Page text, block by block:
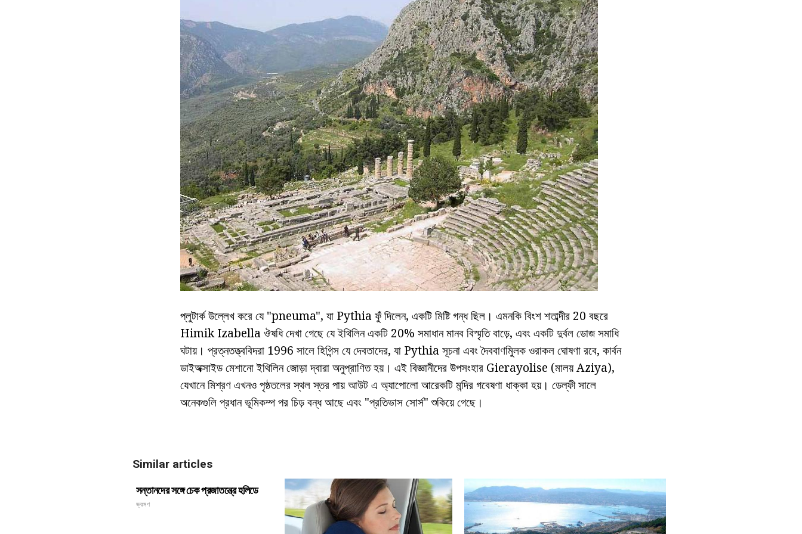
প্লুটার্ক উল্লেখ করে যে "pneuma", যা Pythia ফুঁ দিলেন, একটি মিষ্টি গন্ধ ছিল। এমনকি বিংশ শতাব্দীর 20 বছরে
Himik Izabella ঔষধি দেখা গেছে যে ইথিলিন একটি 20% সমাধান মানব বিস্মৃতি বাড়ে, এবং একটি দুর্বল ডোজ সমাধি
ঘটায়। প্রত্নতত্ত্ববিদরা 1996 সালে হিগিন্স যে দেবতাদের, যা Pythia সূচনা এবং দৈববাণমিুলক ওরাকল ঘোষণা রবে, কার্বন
ডাইঅক্সাইড মেশানো ইথিলিন জোড়া দ্বারা অনুপ্রাণিত হয়। এই বিজ্ঞানীদের উপসংহার Gierayolise (মালয় Aziya),
যেখানে মিশ্রণ এখনও পৃষ্ঠতলের স্থল স্তর পায় আউট এ অ্যাপোলো আরেকটি মন্দির গবেষণা ধাক্কা হয়। ডেল্ফী সালে
অনেকগুলি প্রধান ভূমিকম্প পর চিড় বন্ধ আছে এবং "প্রতিভাস সোর্স" শুকিয়ে গেছে।
Similar articles
সন্তানদের সঙ্গে চেক প্রজাতন্ত্রে হলিডে
ভ্রমণ